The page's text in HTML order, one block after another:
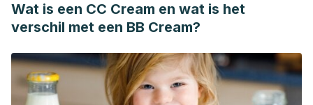
Wat is een CC Cream en wat is het
verschil met een BB Cream?